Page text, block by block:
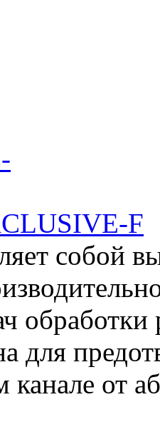
F
собой
обработки
для
канале от